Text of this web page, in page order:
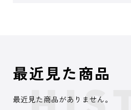
最近見た商品
最近見た商品がありません。